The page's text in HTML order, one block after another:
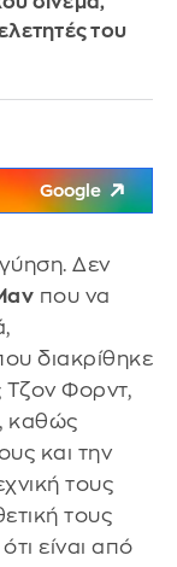
του
Google
Δεν
που να
διακρίθηκε
Τζον Φορντ,
καθώς
και την
τους
τους
είναι από